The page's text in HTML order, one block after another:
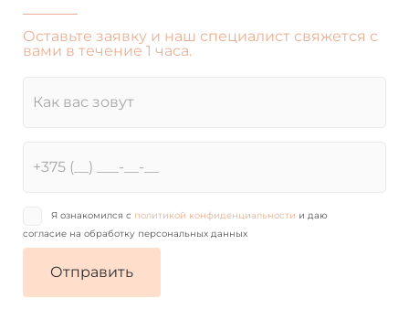
Оставьте заявку и наш специалист свяжется с
вами в течение 1 часа.
Я ознакомился с политикой конфиденциальности и даю
согласие на обработку персональных данных